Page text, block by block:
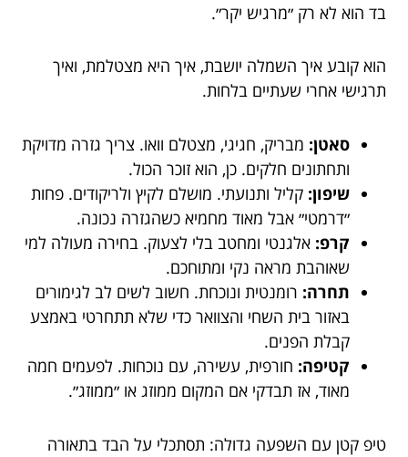
בד הוא לא רק ״מרגיש יקר״.
הוא קובע איך השמלה יושבת, איך היא מצטלמת, ואיך
תרגישי אחרי שעתיים בלחות.
סאטן: מבריק, חגיגי, מצטלם וואו. צריך גזרה מדויקת
ותחתונים חלקים. כן, הוא זוכר הכול.
שיפון: קליל ותנועתי. מושלם לקיץ ולריקודים. פחות
״דרמטי״ אבל מאוד מחמיא כשהגזרה נכונה.
קרפ: אלגנטי ומחטב בלי לצעוק. בחירה מעולה למי
שאוהבת מראה נקי ומתוחכם.
תחרה: רומנטית ונוכחת. חשוב לשים לב לגימורים
באזור בית השחי והצוואר כדי שלא תתחרטי באמצע
קבלת הפנים.
קטיפה: חורפית, עשירה, עם נוכחות. לפעמים חמה
מאוד, אז תבדקי אם המקום ממוזג או ״ממוזג״.
טיפ קטן עם השפעה גדולה: תסתכלי על הבד בתאורה